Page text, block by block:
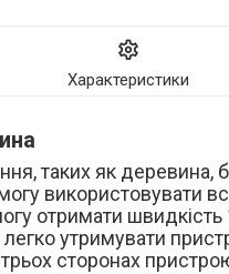
Характеристики
таких як деревина,
використовувати
отримати швидкість
утримувати
сторонах